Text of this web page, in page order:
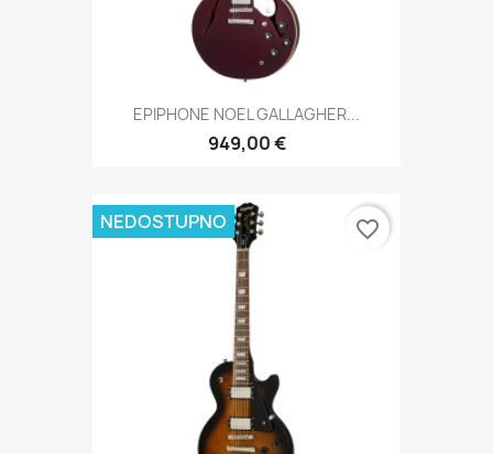
EPIPHONE NOEL GALLAGHER...
949,00 €
NEDOSTUPNO favorite_border